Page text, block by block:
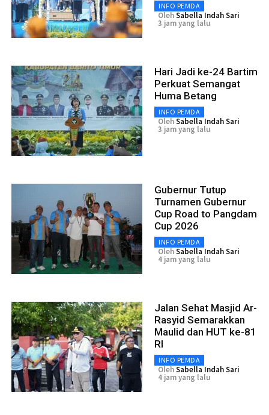
INFO PEMDA
OlehSabella Indah Sari
3 jam yang lalu
Hari Jadi ke-24 Bartim
Perkuat Semangat
Huma Betang
INFO PEMDA
OlehSabella Indah Sari
3 jam yang lalu
Gubernur Tutup
Turnamen Gubernur
Cup Road to Pangdam
Cup 2026
INFO PEMDA
OlehSabella Indah Sari
4 jam yang lalu
Jalan Sehat Masjid Ar-
Rasyid Semarakkan
Maulid dan HUT ke-81
RI
INFO PEMDA
OlehSabella Indah Sari
4 jam yang lalu